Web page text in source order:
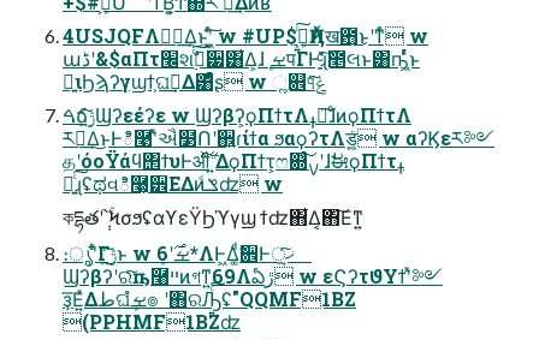
4USJQFΛಋೖ͢Δ͜ͱʹ͖͔͚ͨͬ͠ w #UP$ܾࡁ͕͍ͨ͠Ҋ݅Λख఻͏͜ͱʹͳͬͨ w
աڈʹ&$αΠτ׬શࣗ࡞࣮ͨ͠੷͸͋Δ͕ɺܾ ࡁपΓͰָ͍ͨ͠ɻ̍̌೥લͱ͸ҧ͖ͬͯͬͱ
ྑ͍ιϦϡʔγϣϯ͕ଘࡏ͢Δ͸ͣͩʂ w ૣ଎୳ͯ͠ݟͨ
ࠓճ࣮ݱ͍ͨ͠Ϣʔεέʔε w Ϣʔβʔ͕ϙΠϯτΛߪೖ͠ɺͦͷϙΠϯτΛ
ར༻͢Δ͜ͱͰి࿩ʹͯઐ໳Ոʹ઎͍ɾίϯα ϧαϙʔτΛड͚͍ͨ w αʔϏεར༻
தʹόοΫάϥ΢ϯυͰॴ࣋ͯ͠ ͍ΔϙΠϯτ͕ෆ଍ͨ͠ࡍʹɺࣗಈϙΠϯτߪ
ೖ͍ͨ͠ɻʢಥવి࿩͕੾ΕΔͷݏͩʣ w
কདྷతʹֹ݄՝ۚϞσϧʢαϒεΫϦϓγϣ ϯʣ΋͋Δ͔΋͠Εͳ͍
։ൃʹ͋ͨΓ࣮ݱ͍ͨ͜͠ͱ w ܾࡁ࣌ʹ6*ΛͰ͖Δ͚ͩࣗ਎Ͱ੍ޚ͍ͨ͠
Ϣʔβʔʹରͯ͠ҧ࿨ײͷগͳ͍69Λఏڙ w εϚʔτϑΥϯʹͯ༻
ҙ͞Ε͍ͯΔطଘܾࡁํ๏ ʹ΋ରԠ͍ͨ͠ʢ"QQMF1BZ
(PPHMF1BZʣ